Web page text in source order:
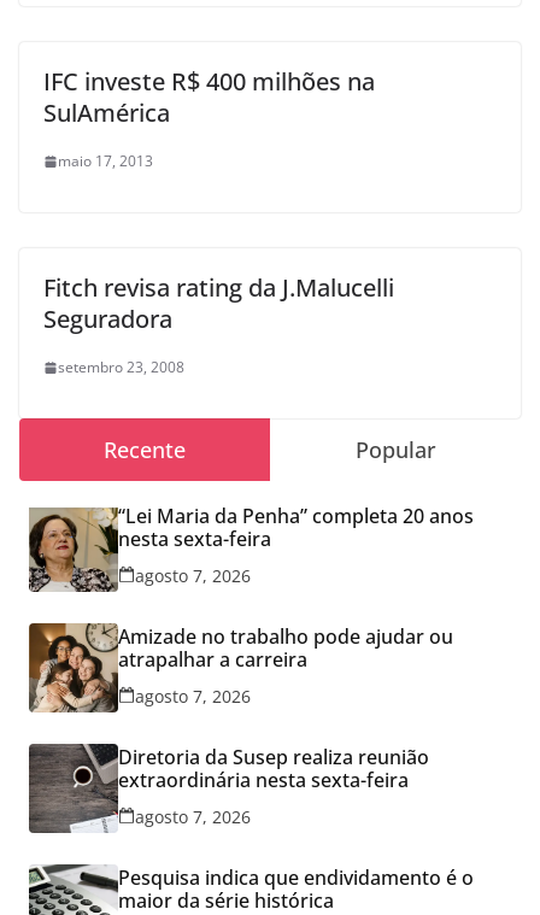
IFC investe R$ 400 milhões na
SulAmérica
maio 17, 2013
Fitch revisa rating da J.Malucelli
Seguradora
setembro 23, 2008
Recente Popular
“Lei Maria da Penha” completa 20 anos
nesta sexta-feira
agosto 7, 2026
Amizade no trabalho pode ajudar ou
atrapalhar a carreira
agosto 7, 2026
Diretoria da Susep realiza reunião
extraordinária nesta sexta-feira
agosto 7, 2026
Pesquisa indica que endividamento é o
maior da série histórica